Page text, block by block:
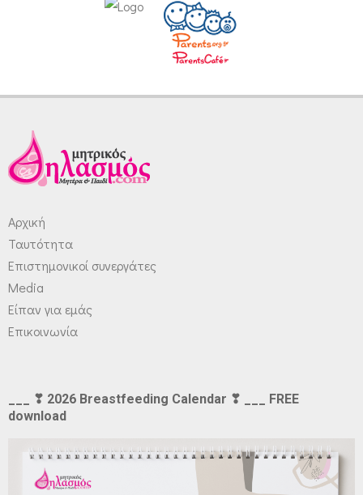
Αρχική
Ταυτότητα
Επιστημονικοί συνεργάτες
Media
Είπαν για εμάς
Επικοινωνία
___ ❣ 2026 Breastfeeding Calendar ❣ ___ FREE
download